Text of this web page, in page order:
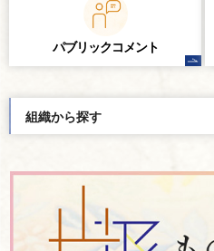
パブリックコメント
組織から探す